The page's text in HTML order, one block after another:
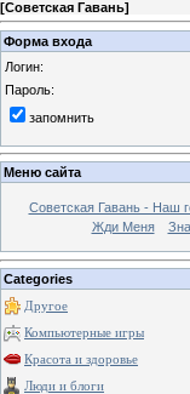
[Советская Гавань]
Форма входа
Логин:
Пароль:
запомнить
Меню сайта
Советская Гавань - Наш
Жди Меня
Categories
Другое
Компьютерные игры
Красота и здоровье
Люди и блоги